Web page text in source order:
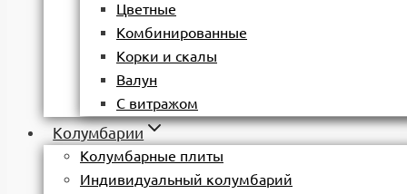
Цветные
Комбинированные
Корки и скалы
Валун
С витражом
Колумбарии
Колумбарные плиты
Индивидуальный колумбарий